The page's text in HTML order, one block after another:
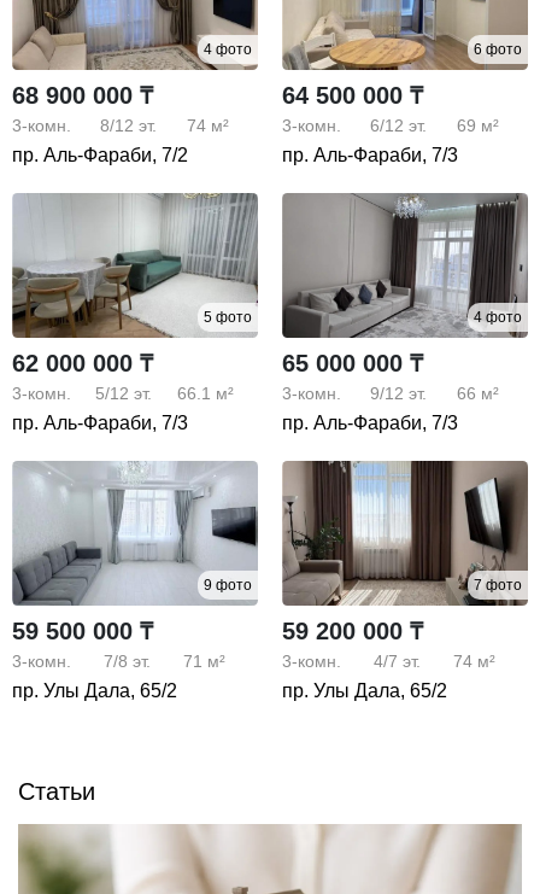
4 фото
68 900 000 ₸
3-комн. 8/12 эт. 74 м²
пр. Аль-Фараби, 7/2
6 фото
64 500 000 ₸
3-комн. 6/12 эт. 69 м²
пр. Аль-Фараби, 7/3
5 фото
62 000 000 ₸
3-комн. 5/12 эт. 66.1 м²
пр. Аль-Фараби, 7/3
4 фото
65 000 000 ₸
3-комн. 9/12 эт. 66 м²
пр. Аль-Фараби, 7/3
9 фото
59 500 000 ₸
3-комн. 7/8 эт. 71 м²
пр. Улы Дала, 65/2
7 фото
59 200 000 ₸
3-комн. 4/7 эт. 74 м²
пр. Улы Дала, 65/2
Статьи